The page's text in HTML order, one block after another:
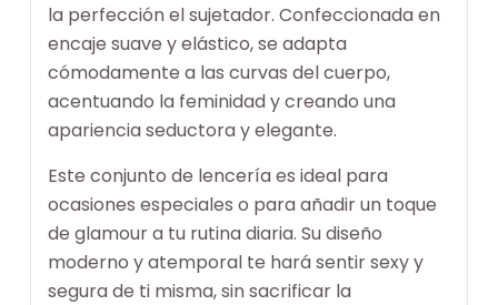
la perfección el sujetador. Confeccionada en
encaje suave y elástico, se adapta
cómodamente a las curvas del cuerpo,
acentuando la feminidad y creando una
apariencia seductora y elegante.
Este conjunto de lencería es ideal para
ocasiones especiales o para añadir un toque
de glamour a tu rutina diaria. Su diseño
moderno y atemporal te hará sentir sexy y
segura de ti misma, sin sacrificar la